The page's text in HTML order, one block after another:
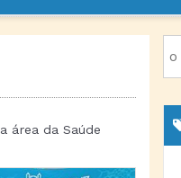
área da Saúde